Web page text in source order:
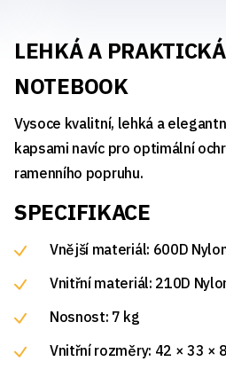
LEHKÁ A
NOTEBOOK
Vysoce kvalitní, lehká a
kapsami navíc pro optimální
ramenního popruhu.
SPECIFIKACE
Vnější materiál: 600D
Vnitřní materiál: 210D
Nosnost: 7 kg
Vnitřní rozměry: 42 × 33 ×